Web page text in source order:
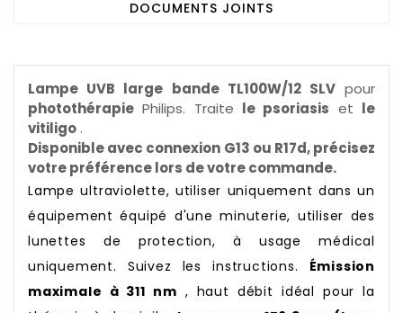
DOCUMENTS JOINTS
Lampe UVB large bande TL100W/12 SLVpour
photothérapie Philips. Traite le psoriasis et le
vitiligo .
Disponible avec connexion G13 ou R17d, précisez
votre préférence lors de votre commande.
Lampe ultraviolette, utiliser uniquement dans un
équipement équipé d'une minuterie, utiliser des
lunettes de protection, à usage médical
uniquement. Suivez les instructions. Émission
maximale à 311 nm , haut débit idéal pour la